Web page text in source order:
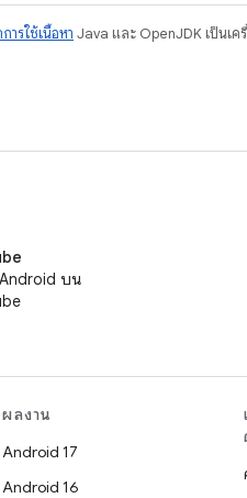
ารใช้เนื้อหา Java และ OpenJDK เป็นเค
บน
ผลงาน
Android 17
Android 16